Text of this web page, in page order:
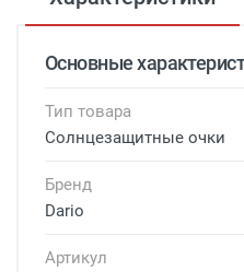
Основные
Тип товара
Солнцезащитные очки
Бренд
Dario
Артикул